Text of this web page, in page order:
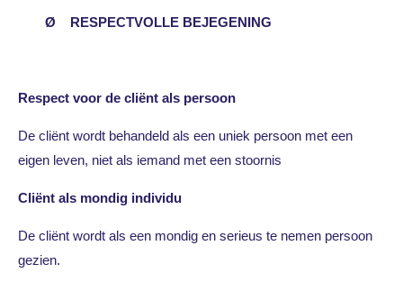
Ø RESPECTVOLLE BEJEGENING
Respect voor de cliënt als persoon
De cliënt wordt behandeld als een uniek persoon met een
eigen leven, niet als iemand met een stoornis
Cliënt als mondig individu
De cliënt wordt als een mondig en serieus te nemen persoon
gezien.